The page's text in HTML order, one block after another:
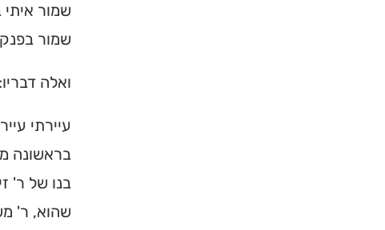
שמור
שמור
ואלה דבריו:
עיירתי
בראשונה
בנו של ר'
שהוא, ר'
מחפשים
מוסד